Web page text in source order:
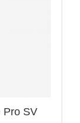
Pro SV